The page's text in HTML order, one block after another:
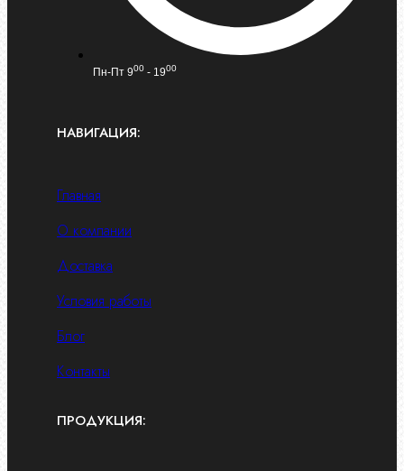
Пн-Пт 900 - 1900
НАВИГАЦИЯ:
Главная
О компании
Доставка
Условия работы
Блог
Контакты
ПРОДУКЦИЯ: